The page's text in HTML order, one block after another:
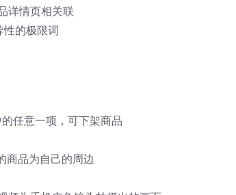
详情页相关联
性的极限词
任意一项，可下架商品
商品为自己的周边